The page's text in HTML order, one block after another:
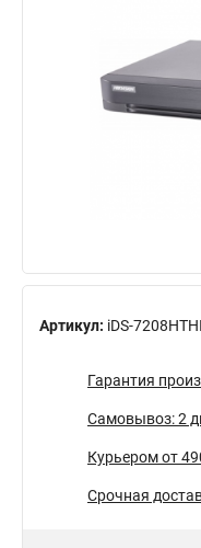
Артикул: iDS-
Гарантия
Самовывоз: 2
Курьером от
Срочная